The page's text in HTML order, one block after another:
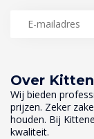
Over
Wij bieden
prijzen. Zeker
houden. Bij
kwaliteit.